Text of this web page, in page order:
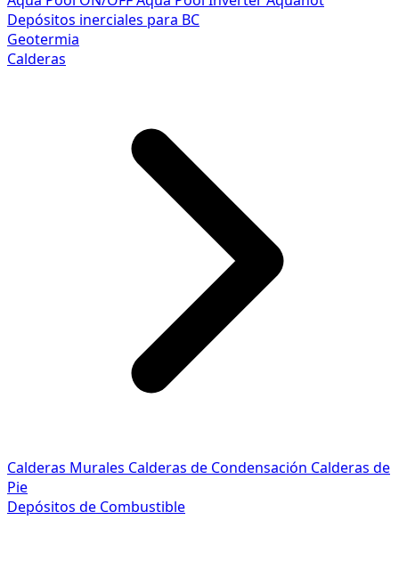
Depósitos inerciales para BC
Geotermia
Calderas
Calderas Murales Calderas de Condensación Calderas de
Pie
Depósitos de Combustible